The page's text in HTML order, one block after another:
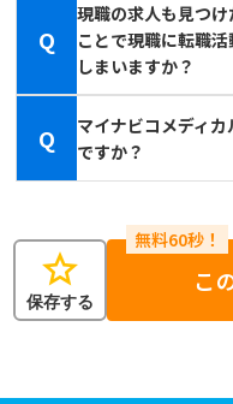
Q
現職の求人も見つ
ことで現職に転職
しまいますか？
Q
マイナビコメディ
ですか？
star
保存する
こ